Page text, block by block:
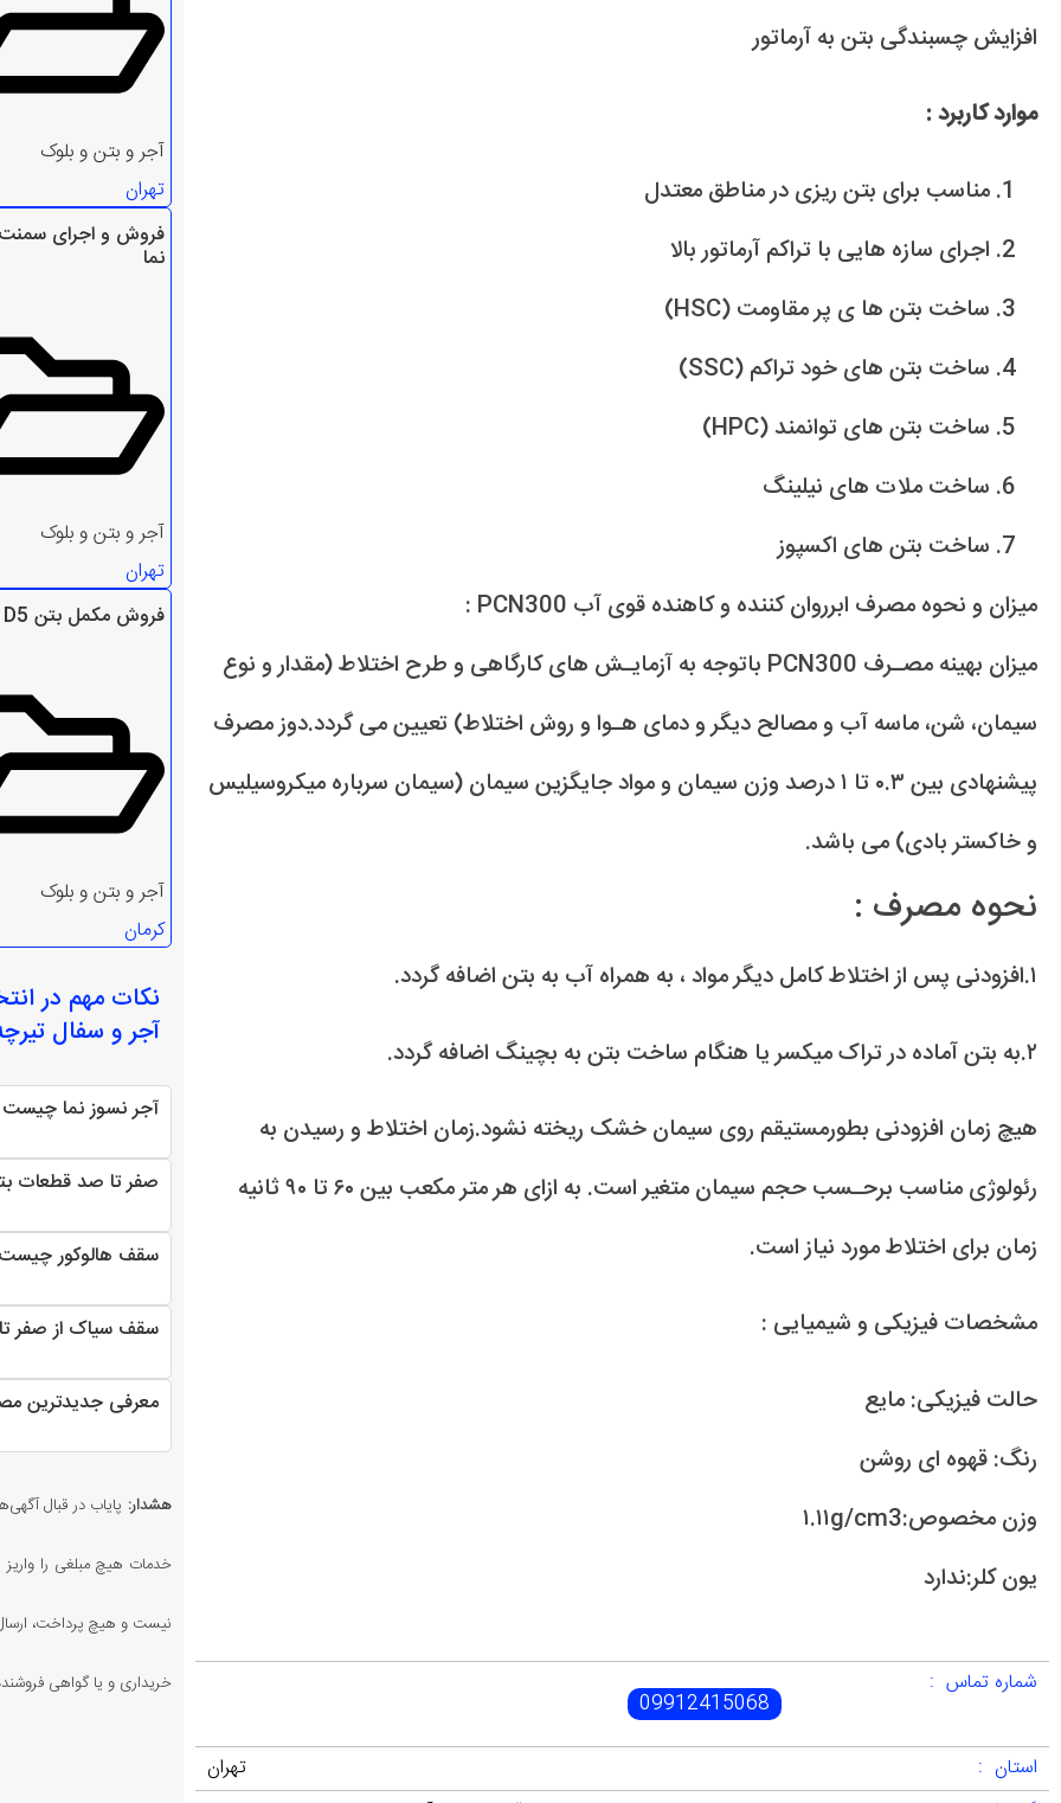
افزایش چسبندگی بتن به آرماتور
موارد کاربرد :
مناسب برای بتن ریزی در مناطق معتدل
اجرای سازه هایی با تراکم آرماتور بالا
ساخت بتن ها ی پر مقاومت (HSC)
ساخت بتن های خود تراکم (SSC)
ساخت بتن های توانمند (HPC)
ساخت ملات های نیلینگ
ساخت بتن های اکسپوز
میزان و نحوه مصرف ابرروان کننده و کاهنده قوی آب PCN300 :
میزان بهینه مصـرف PCN300 باتوجه به آزمایـش های کارگاهی و طرح اختلاط (مقدار و نوع
سیمان، شن، ماسه آب و مصالح دیگر و دمای هـوا و روش اختلاط) تعیین می گردد.دوز مصرف
پیشنهادی بین ۰.۳ تا ۱ درصد وزن سیمان و مواد جایگزین سیمان (سیمان سرباره میکروسیلیس
و خاکستر بادی) می باشد.
نحوه مصرف :
۱.افزودنی پس از اختلاط کامل دیگر مواد ، به همراه آب به بتن اضافه گردد.
۲.به بتن آماده در تراک میکسر یا هنگام ساخت بتن به بچینگ اضافه گردد.
هیچ زمان افزودنی بطورمستیقم روی سیمان خشک ریخته نشود.زمان اختلاط و رسیدن به
رئولوژی مناسب برحـسب حجم سیمان متغیر است. به ازای هر متر مکعب بین ۶۰ تا ۹۰ ثانیه
زمان برای اختلاط مورد نیاز است.
مشخصات فیزیکی و شیمیایی :
حالت فیزیکی: مایع
رنگ: قهوه ای روشن
وزن مخصوص:۱.۱۱g/cm3
یون کلر:ندارد
شماره تماس :
09912415068
استان :
تهران
آجر و بتن و بلوک
تهران
فروش و اجرای
نما
آجر و بتن و بلوک
تهران
فروش مکمل بتن D5
آجر و بتن و بلوک
کرمان
نکات مهم در
آجر و سفال
آجر نسوز نما
صفر تا صد قطعات
سقف هالوکور
سقف سیاک از صفر
معرفی جدیدترین
هشدار: پایاب در قبال
خدمات هیچ مبلغی را
نیست و هیچ پرداخت،
خریداری و یا گواهی